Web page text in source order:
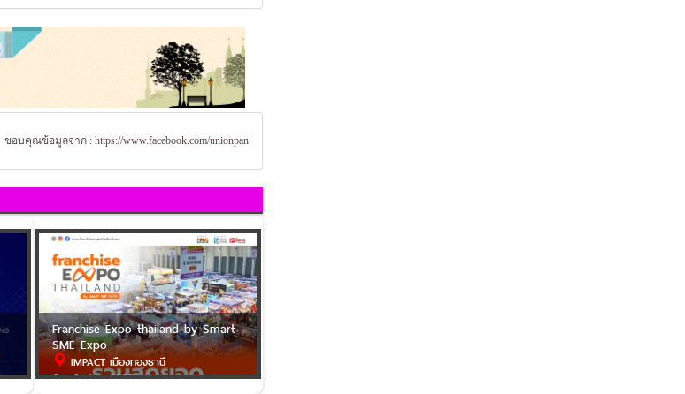
ขอบคุณข้อมูลจาก : https://www.facebook.com/unionpan
Franchise Expo thailand by Smart
SME Expo
IMPACT เมืองทองธานี
6 - 9 ส.ค. 2569